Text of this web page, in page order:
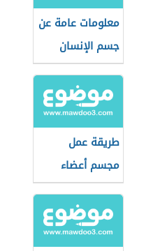
معلومات عامة عن
جسم الإنسان
طريقة عمل
مجسم أعضاء
جسم الإنسان
الداخلية